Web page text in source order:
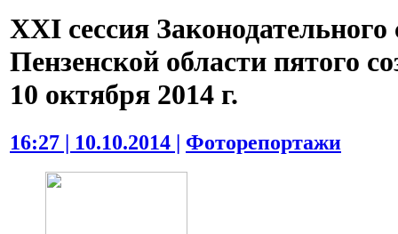
XXI сессия Законодательного
Пензенской области пятого
10 октября 2014 г.
16:27 | 10.10.2014 | Фоторепортажи